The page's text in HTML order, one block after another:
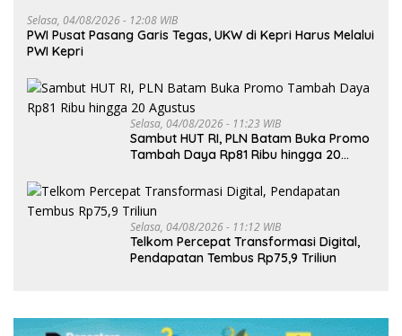
Selasa, 04/08/2026 - 12:08 WIB
PWI Pusat Pasang Garis Tegas, UKW di Kepri Harus Melalui
PWI Kepri
Selasa, 04/08/2026 - 11:23 WIB
Sambut HUT RI, PLN Batam Buka Promo
Tambah Daya Rp81 Ribu hingga 20
Selasa, 04/08/2026 - 11:12 WIB
Telkom Percepat Transformasi Digital,
Pendapatan Tembus Rp75,9 Triliun